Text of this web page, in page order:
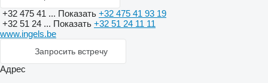
+32 475 41 ... Показать +32 475 41 93 19
+32 51 24 ... Показать +32 51 24 11 11
www.ingels.be
Запросить встречу
Адрес